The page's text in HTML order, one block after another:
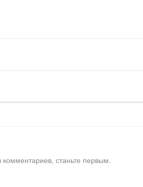
станьте первым.